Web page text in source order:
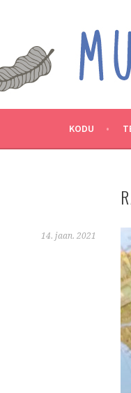
ARENDAVAID
KODU
14. jaan. 2021